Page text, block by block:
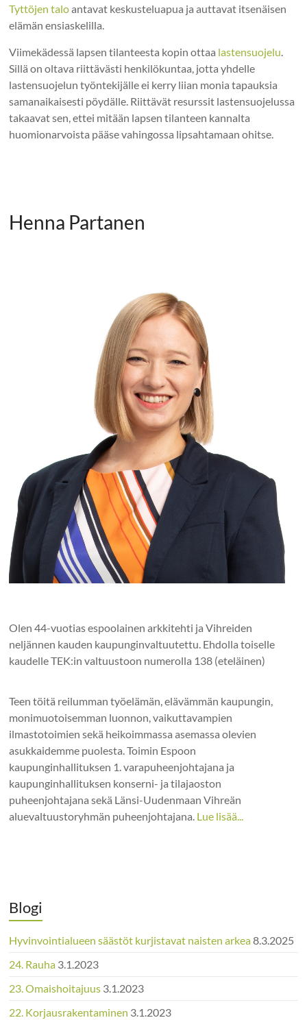
Tyttöjen taloantavat keskusteluapua ja auttavat itsenäisen
elämän ensiaskelilla.
Viimekädessä lapsen tilanteesta kopin ottaa lastensuojelu.
Sillä on oltava riittävästi henkilökuntaa, jotta yhdelle
lastensuojelun työntekijälle ei kerry liian monia tapauksia
samanaikaisesti pöydälle. Riittävät resurssit lastensuojelussa
takaavat sen, ettei mitään lapsen tilanteen kannalta
huomionarvoista pääse vahingossa lipsahtamaan ohitse.
Henna Partanen
Olen 44-vuotias espoolainen arkkitehti ja Vihreiden
neljännen kauden kaupunginvaltuutettu. Ehdolla toiselle
kaudelle TEK:in valtuustoon numerolla 138 (eteläinen)
Teen töitä reilumman työelämän, elävämmän kaupungin,
monimuotoisemman luonnon, vaikuttavampien
ilmastotoimien sekä heikoimmassa asemassa olevien
asukkaidemme puolesta. Toimin Espoon
kaupunginhallituksen 1. varapuheenjohtajana ja
kaupunginhallituksen konserni- ja tilajaoston
puheenjohtajana sekä Länsi-Uudenmaan Vihreän
aluevaltuustoryhmän puheenjohtajana. Lue lisää...
Blogi
Hyvinvointialueen säästöt kurjistavat naisten arkea8.3.2025
24. Rauha 3.1.2023
23. Omaishoitajuus 3.1.2023
22. Korjausrakentaminen 3.1.2023